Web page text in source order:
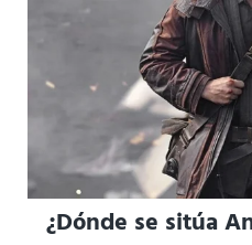
¿Dónde se sitúa